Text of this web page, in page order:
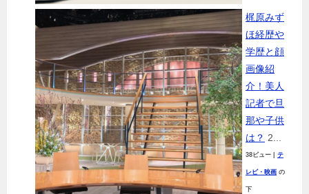
梶原みず
ほ経歴や
学歴と顔
画像紹
介！美人
記者で旦
那や子供
は？ 2...
38ビュー テ
レビ・映画 の
下